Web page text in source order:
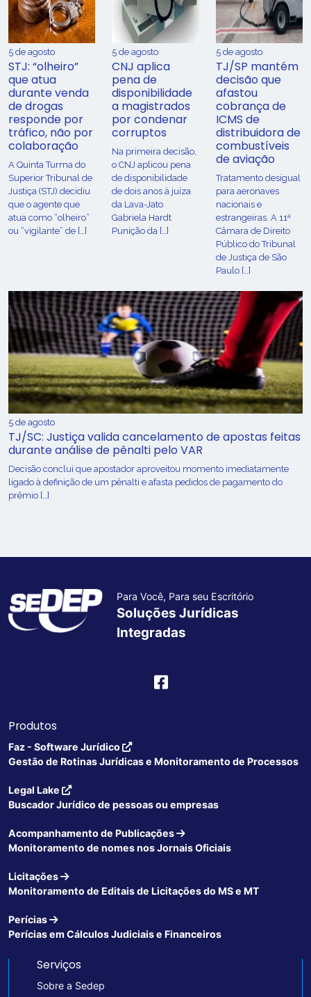
5 de agosto
STJ: “olheiro”
que atua
durante venda
de drogas
responde por
tráfico, não por
colaboração
A Quinta Turma do
Superior Tribunal de
Justiça (STJ) decidiu
que o agente que
atua como “olheiro”
ou “vigilante” de […]
5 de agosto
CNJ aplica
pena de
disponibilidade
a magistrados
por condenar
corruptos
Na primeira decisão,
o CNJ aplicou pena
de disponibilidade
de dois anos à juíza
da Lava-Jato
Gabriela Hardt
Punição da […]
5 de agosto
TJ/SP mantém
decisão que
afastou
cobrança de
ICMS de
distribuidora de
combustíveis
de aviação
Tratamento desigual
para aeronaves
nacionais e
estrangeiras. A 11ª
Câmara de Direito
Público do Tribunal
de Justiça de São
Paulo […]
5 de agosto
TJ/SC: Justiça valida cancelamento de apostas feitas
durante análise de pênalti pelo VAR
Decisão conclui que apostador aproveitou momento imediatamente
ligado à definição de um pênalti e afasta pedidos de pagamento do
prêmio […]
Para Você, Para seu Escritório
Soluções Jurídicas
Integradas
Produtos
Faz - Software Jurídico
Gestão de Rotinas Jurídicas e Monitoramento de Processos
Legal Lake
Buscador Jurídico de pessoas ou empresas
Acompanhamento de Publicações
Monitoramento de nomes nos Jornais Oficiais
Licitações
Monitoramento de Editais de Licitações do MS e MT
Perícias
Perícias em Cálculos Judiciais e Financeiros
Serviços
Sobre a Sedep